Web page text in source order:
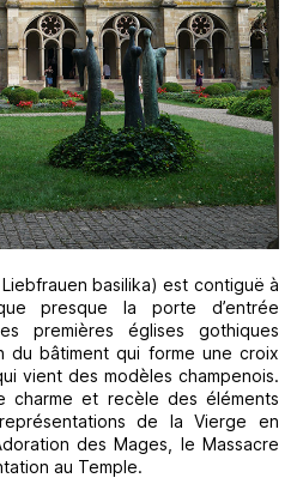
basilika) est contiguë à
presque la porte d’entrée
premières églises gothiques
du bâtiment qui forme une croix
vient des modèles champenois.
charme et recèle des éléments
de la Vierge en
des Mages, le Massacre
au Temple.